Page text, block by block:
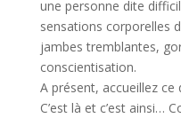
une personne dite
sensations corporelles
jambes tremblantes,
conscientisation.
A présent, accueillez
C’est là et c’est ainsi…